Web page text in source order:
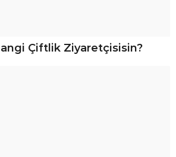
Çiftlik Ziyaretçisisin?